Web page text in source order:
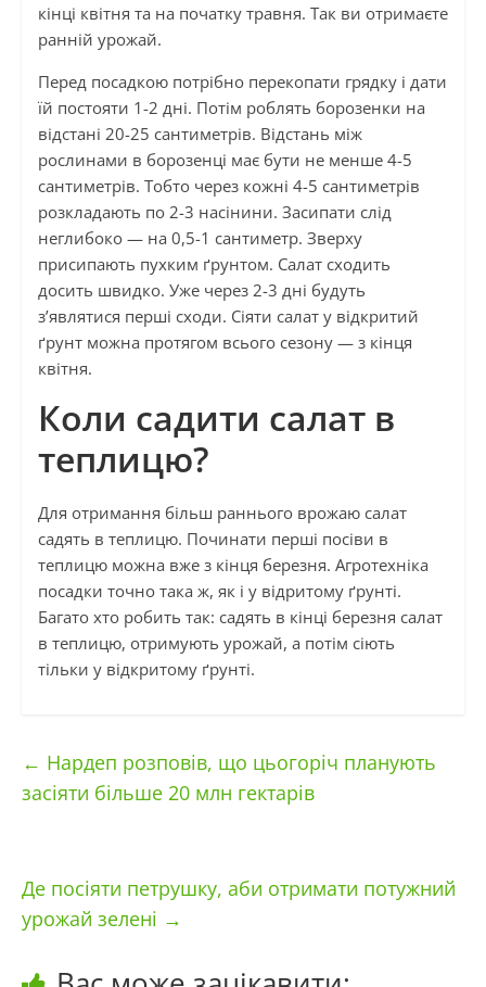
кінці квітня та на початку травня. Так ви отримаєте
ранній урожай.
Перед посадкою потрібно перекопати грядку і дати
їй постояти 1-2 дні. Потім роблять борозенки на
відстані 20-25 сантиметрів. Відстань між
рослинами в борозенці має бути не менше 4-5
сантиметрів. Тобто через кожні 4-5 сантиметрів
розкладають по 2-3 насінини. Засипати слід
неглибоко — на 0,5-1 сантиметр. Зверху
присипають пухким ґрунтом. Салат сходить
досить швидко. Уже через 2-3 дні будуть
з’являтися перші сходи. Сіяти салат у відкритий
ґрунт можна протягом всього сезону — з кінця
квітня.
Коли садити салат в
теплицю?
Для отримання більш раннього врожаю салат
садять в теплицю. Починати перші посіви в
теплицю можна вже з кінця березня. Агротехніка
посадки точно така ж, як і у відритому ґрунті.
Багато хто робить так: садять в кінці березня салат
в теплицю, отримують урожай, а потім сіють
тільки у відкритому ґрунті.
← Нардеп розповів, що цьогоріч планують
засіяти більше 20 млн гектарів
Де посіяти петрушку, аби отримати потужний
урожай зелені →